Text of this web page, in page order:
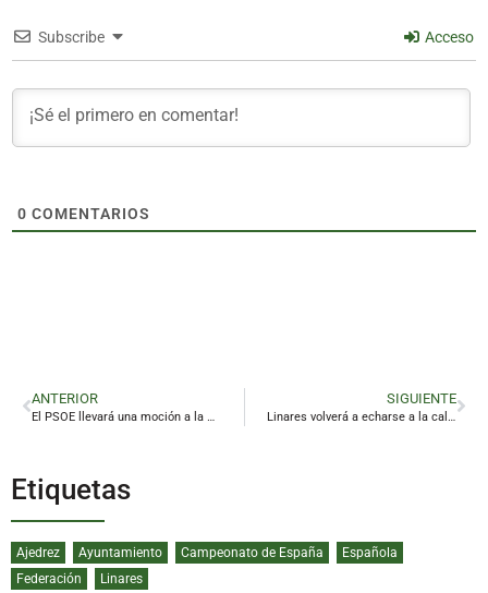
Subscribe Acceso
0 COMENTARIOS
ANTERIOR
El PSOE llevará una moción a la Diputación y ayuntamientos para exigir más recursos para el Infoca
SIGUIENTE
Linares volverá a echarse a la calle contra el desmantelamiento de la educación pública
Etiquetas
Ajedrez Ayuntamiento Campeonato de España
Española
Federación
Linares